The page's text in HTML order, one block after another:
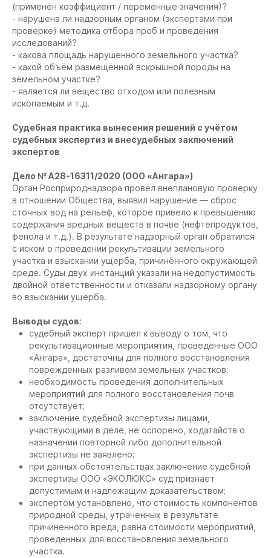
(применён коэффициент / переменные значения)?
- нарушена ли надзорным органом (экспертами при
проверке) методика отбора проб и проведения
исследований?
- какова площадь нарушенного земельного участка?
- какой объём размещённой вскрышной породы на
земельном участке?
- является ли вещество отходом или полезным
ископаемым и т.д.
Судебная практика вынесения решений с учётом
судебных экспертиз и внесудебных заключений
экспертов
Дело № А28-16311/2020 (ООО «Ангара»)
Орган Росприроднадзора провёл внеплановую проверку
в отношении Общества, выявил нарушение — сброс
сточных вод на рельеф, которое привело к превышению
содержания вредных веществ в почве (нефтепродуктов,
фенола и т.д.). В результате надзорный орган обратился
с иском о проведении рекультивации земельного
участка и взыскании ущерба, причинённого окружающей
среде. Суды двух инстанций указали на недопустимость
двойной ответственности и отказали надзорному органу
во взыскании ущерба.
Выводы судов:
судебный эксперт пришёл к выводу о том, что
рекультивационные мероприятия, проведенные ООО
«Ангара», достаточны для полного восстановления
поврежденных разливом земельных участков;
необходимость проведения дополнительных
мероприятий для полного восстановления почв
отсутствует;
заключение судебной экспертизы лицами,
участвующими в деле, не оспорено, ходатайств о
назначении повторной либо дополнительной
экспертизы не заявлено;
при данных обстоятельствах заключение судебной
экспертизы ООО «ЭКОЛЮКС» суд признает
допустимым и надлежащим доказательством;
экспертом установлено, что стоимость компонентов
природной среды, утраченных в результате
причиненного вреда, равна стоимости мероприятий,
проведенных для восстановления земельного
участка.